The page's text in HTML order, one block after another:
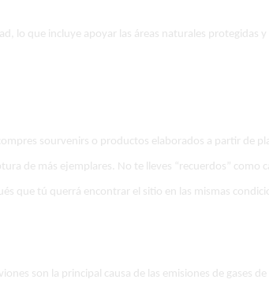
lo que incluye apoyar las áreas naturales protegidas
sourvenirs o productos elaborados a partir de
de más ejemplares. No te lleves “recuerdos” como
que tú querrá encontrar el sitio en las mismas
son la principal causa de las emisiones de gases